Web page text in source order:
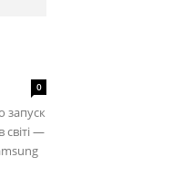
0
запуск
—